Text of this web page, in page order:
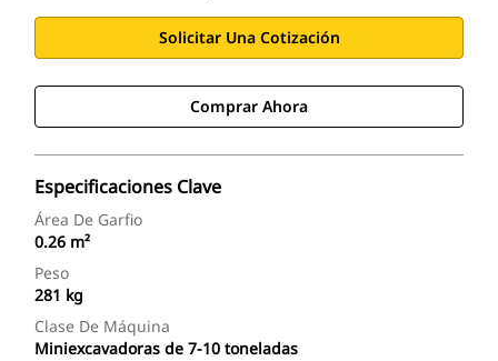
Solicitar Una Cotización
Comprar Ahora
Especificaciones Clave
Área De Garfio
0.26 m²
Peso
281 kg
Clase De Máquina
Miniexcavadoras de 7-10 toneladas